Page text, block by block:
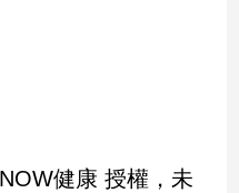
健康 授權，未